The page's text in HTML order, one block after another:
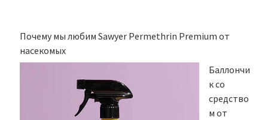
Почему мы любим Sawyer Permethrin Premium от
насекомых
Баллончи
к со
средство
м от